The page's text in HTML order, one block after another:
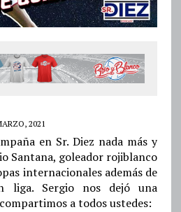
2021
en Sr. Diez nada más y
Santana, goleador rojiblanco
internacionales además de
liga. Sergio nos dejó una
a todos ustedes: